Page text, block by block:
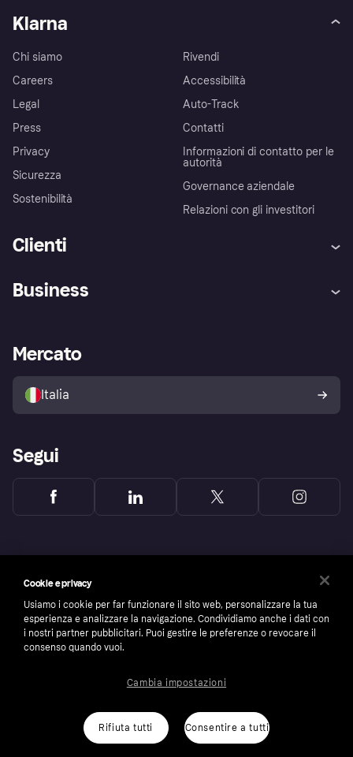
Klarna
Chi siamo
Careers
Legal
Press
Privacy
Sicurezza
Sostenibilità
Rivendi
Accessibilità
Auto-Track
Contatti
Informazioni di contatto per le
autorità
Governance aziendale
Relazioni con gli investitori
Clienti
Assistenza
Esplora i negozi
Politica di protezione
dell'acquirente Klarna
Business
Accesso aziende
Mercato
Italia
Segui
number: 556737-0431
Cookies Klarna.com
Cookie e privacy
Usiamo i cookie per far funzionare il sito web, personalizzare la tua
esperienza e analizzare la navigazione. Condividiamo anche i dati con
i nostri partner pubblicitari. Puoi gestire le preferenze o revocare il
consenso quando vuoi.
Rifiuta tutti Consentire a tutti
Cambia impostazioni